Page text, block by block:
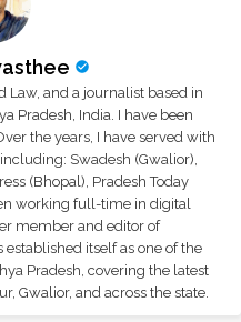
Law, and a journalist based in
Pradesh, India. I have been
the years, I have served with
Swadesh (Gwalior),
(Bhopal), Pradesh Today
working full-time in digital
member and editor of
itself as one of the
Pradesh, covering the latest
Gwalior, and across the state.